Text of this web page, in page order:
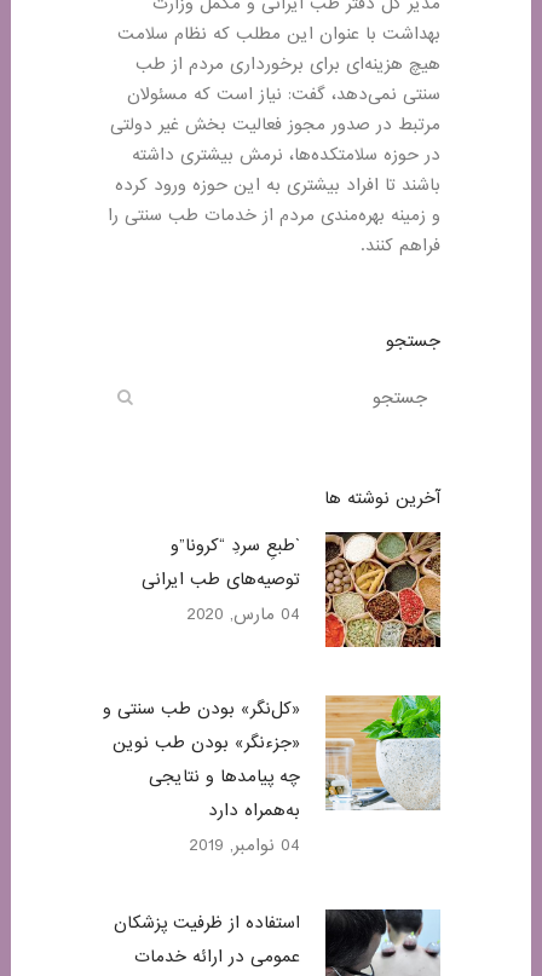
بهداشت با عنوان این مطلب که نظام سلامت
هیچ هزینه‌ای برای برخورداری مردم از طب
سنتی نمی‌دهد، گفت: نیاز است که مسئولان
مرتبط در صدور مجوز فعالیت بخش غیر دولتی
در حوزه سلامتکده‌ها، نرمش بیشتری داشته
باشند تا افراد بیشتری به این حوزه ورود کرده
و زمینه بهره‌مندی مردم از خدمات طب سنتی را
فراهم کنند.
جستجو
آخرین نوشته ها
`طبعِ سردِ “کرونا”و
توصیه‌های طب ایرانی
04 مارس, 2020
«کل‌نگر» بودن طب سنتی و
«جزء‌نگر» بودن طب نوین
چه پیامدها و نتایجی
به‌همراه دارد
04 نوامبر, 2019
استفاده از ظرفیت پزشکان
عمومی در ارائه خدمات